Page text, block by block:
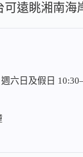
遠眺湘南海
六日及假日